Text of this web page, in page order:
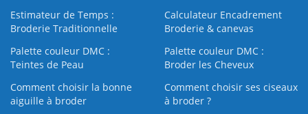
Estimateur de Temps :
Broderie Traditionnelle
Calculateur Encadrement
Broderie & canevas
Palette couleur DMC :
Teintes de Peau
Palette couleur DMC :
Broder les Cheveux
Comment choisir la bonne
aiguille à broder
Comment choisir ses ciseaux
à broder ?